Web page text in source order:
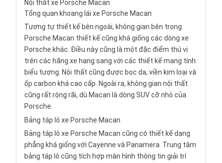
Nội thất xe Porsche Macan
Tổng quan khoang lái xe Porsche Macan
Tương tự thiết kế bên ngoài, không gian bên trong
Porsche Macan thiết kế cũng khá giống các dòng xe
Porsche khác. Điều này cũng là một đặc điểm thú vị
trên các hãng xe hạng sang với các thiết kế mang tính
biểu tượng. Nội thất cũng được bọc da, viền kim loại và
ốp carbon khá cao cấp. Ngoài ra, không gian nội thất
cũng rất rộng rãi, dù Macan là dòng SUV cỡ nhỏ của
Porsche.
Bảng táp lô xe Porsche Macan
Bảng táp lô xe Porsche Macan cũng có thiết kế dạng
phẳng khá giống với Cayenne và Panamera. Trung tâm
bảng táp lô cũng tích hợp màn hình thông tin giải trí